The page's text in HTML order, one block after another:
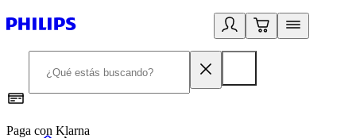
Paga con Klarna